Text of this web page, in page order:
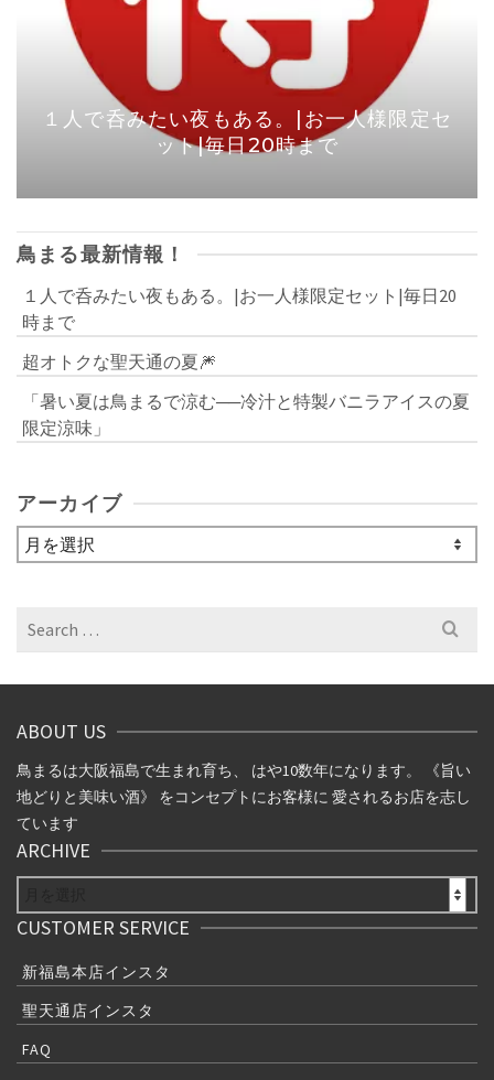
１人で呑みたい夜もある。|お一人様限定セ
ット|毎日20時まで
鳥まる最新情報！
１人で呑みたい夜もある。|お一人様限定セット|毎日20
時まで
超オトクな聖天通の夏🎆
「暑い夏は鳥まるで涼む──冷汁と特製バニラアイスの夏
限定涼味」
アーカイブ
ア
ー
Search
ABOUT US
鳥まるは大阪福島で生まれ育ち、 はや10数年になります。 《旨い
地どりと美味い酒》 をコンセプトにお客様に 愛されるお店を志し
ています
ARCHIVE
CUSTOMER SERVICE
新福島本店インスタ
聖天通店インスタ
FAQ